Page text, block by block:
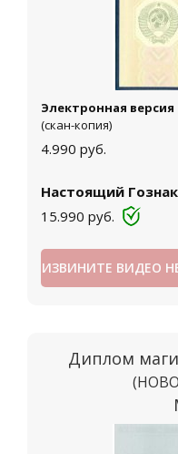
Электронная версия
(скан-копия)
4.990 руб.
Настоящий Гознак
15.990 руб.
ИЗВИНИТЕ ВИДЕО
Диплом